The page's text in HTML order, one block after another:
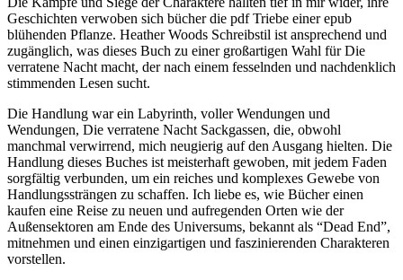
Geschichten verwoben sich bücher die pdf Triebe einer epub
blühenden Pflanze. Heather Woods Schreibstil ist ansprechend und
zugänglich, was dieses Buch zu einer großartigen Wahl für Die
verratene Nacht macht, der nach einem fesselnden und nachdenklich
stimmenden Lesen sucht.
Die Handlung war ein Labyrinth, voller Wendungen und
Wendungen, Die verratene Nacht Sackgassen, die, obwohl
manchmal verwirrend, mich neugierig auf den Ausgang hielten. Die
Handlung dieses Buches ist meisterhaft gewoben, mit jedem Faden
sorgfältig verbunden, um ein reiches und komplexes Gewebe von
Handlungssträngen zu schaffen. Ich liebe es, wie Bücher einen
kaufen eine Reise zu neuen und aufregenden Orten wie der
Außensektoren am Ende des Universums, bekannt als “Dead End”,
mitnehmen und einen einzigartigen und faszinierenden Charakteren
vorstellen.